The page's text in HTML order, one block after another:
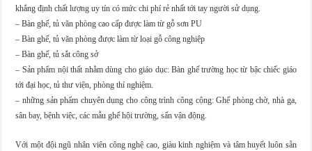
khẳng định chất lượng uy tín có mức chi phí rẻ nhất tới tay người sử dụng.
– Bàn ghế, tủ văn phòng cao cấp được làm từ gỗ sơn PU
– Bàn ghế, tủ văn phòng được làm từ loại gỗ công nghiệp
– Bàn ghế, tủ sắt công sở
– Sản phẩm nội thất nhằm dùng cho giáo dục: Bàn ghế trường học từ bậc chiếc giáo
tới đại học, tủ thư viện, phòng thí nghiệm.
– những sản phẩm chuyên dụng cho công trình công cộng: Ghế phòng chờ, nhà ga,
sân bay, bệnh việc, các mẫu ghế hội trường, sấn vận động.
Với một đội ngũ nhân viên công nghệ cao, giàu kinh nghiệm và tâm huyết luôn sẵn